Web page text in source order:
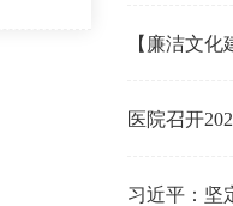
【廉洁文
医院召开
习近平：坚